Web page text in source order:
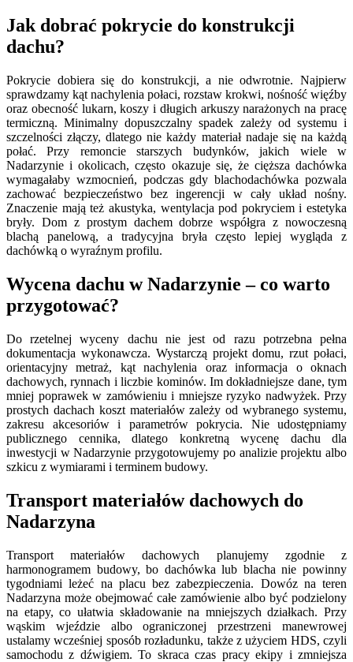
Jak dobrać pokrycie do konstrukcji
dachu?
Pokrycie dobiera się do konstrukcji, a nie odwrotnie. Najpierw
sprawdzamy kąt nachylenia połaci, rozstaw krokwi, nośność więźby
oraz obecność lukarn, koszy i długich arkuszy narażonych na pracę
termiczną. Minimalny dopuszczalny spadek zależy od systemu i
szczelności złączy, dlatego nie każdy materiał nadaje się na każdą
połać. Przy remoncie starszych budynków, jakich wiele w
Nadarzynie i okolicach, często okazuje się, że cięższa dachówka
wymagałaby wzmocnień, podczas gdy blachodachówka pozwala
zachować bezpieczeństwo bez ingerencji w cały układ nośny.
Znaczenie mają też akustyka, wentylacja pod pokryciem i estetyka
bryły. Dom z prostym dachem dobrze współgra z nowoczesną
blachą panelową, a tradycyjna bryła często lepiej wygląda z
dachówką o wyraźnym profilu.
Wycena dachu w Nadarzynie – co warto
przygotować?
Do rzetelnej wyceny dachu nie jest od razu potrzebna pełna
dokumentacja wykonawcza. Wystarczą projekt domu, rzut połaci,
orientacyjny metraż, kąt nachylenia oraz informacja o oknach
dachowych, rynnach i liczbie kominów. Im dokładniejsze dane, tym
mniej poprawek w zamówieniu i mniejsze ryzyko nadwyżek. Przy
prostych dachach koszt materiałów zależy od wybranego systemu,
zakresu akcesoriów i parametrów pokrycia. Nie udostępniamy
publicznego cennika, dlatego konkretną wycenę dachu dla
inwestycji w Nadarzynie przygotowujemy po analizie projektu albo
szkicu z wymiarami i terminem budowy.
Transport materiałów dachowych do
Nadarzyna
Transport materiałów dachowych planujemy zgodnie z
harmonogramem budowy, bo dachówka lub blacha nie powinny
tygodniami leżeć na placu bez zabezpieczenia. Dowóz na teren
Nadarzyna może obejmować całe zamówienie albo być podzielony
na etapy, co ułatwia składowanie na mniejszych działkach. Przy
wąskim wjeździe albo ograniczonej przestrzeni manewrowej
ustalamy wcześniej sposób rozładunku, także z użyciem HDS, czyli
samochodu z dźwigiem. To skraca czas pracy ekipy i zmniejsza